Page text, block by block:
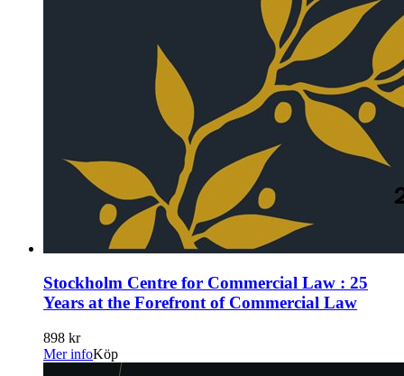
Stockholm Centre for Commercial Law : 25
Years at the Forefront of Commercial Law
898 kr
Mer infoKöp